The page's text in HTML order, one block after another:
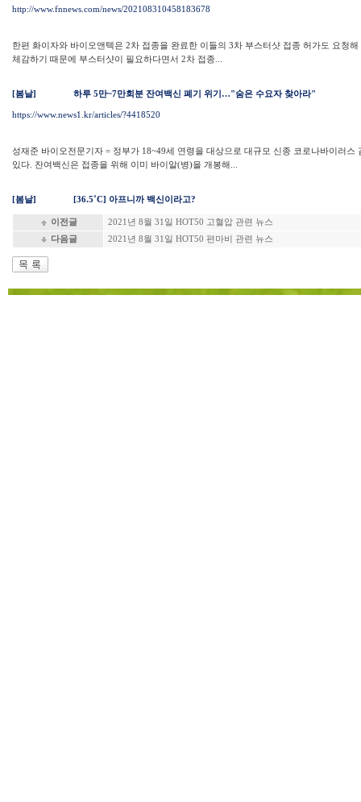
http://www.fnnews.com/news/202108310458183678
한편 화이자와 바이오앤텍은 2차 접종을 완료한 이들의 3차 부스터샷 접종 허가도 요청
체감하기 때문에 부스터샷이 필요하다면서 2차 접종...
[봄날] 하루 5만~7만회분 잔여백신 폐기 위기…"숨은 수요자 찾아라"
https://www.news1.kr/articles/?4418520
성재준 바이오전문기자 = 정부가 18~49세 연령을 대상으로 대규모 신종 코로나바이러
있다. 잔여백신은 접종을 위해 이미 바이알(병)을 개봉해...
[봄날] [36.5˚C] 아프니까 백신이라고?
이전글
2021년 8월 31일 HOT50 고혈압 관련 뉴스
다음글
2021년 8월 31일 HOT50 편마비 관련 뉴스